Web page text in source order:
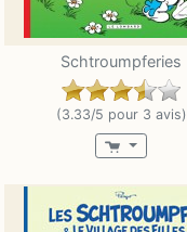
Schtroumpferies
(3.33/5 pour 3 avis)